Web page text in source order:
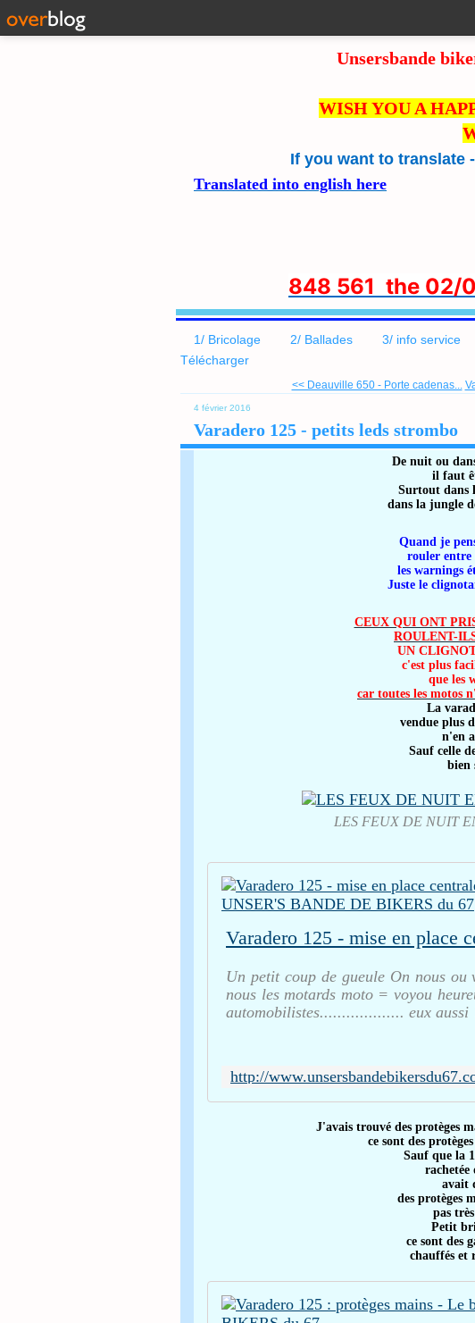
Unsersbande
WISH YOU A
If you want to translate
Translated into english here
848 561 the 02/
1/ Bricolage 2/ Ballades 3/ info service
Télécharger
<< Deauville 650 - Porte cadenas...
4 février 2016
Varadero 125 - petits leds strombo
De nuit ou
il faut
Surtout dans
dans la jungle
Quand je
rouler entre
les warnings
Juste le
CEUX QUI ONT
ROULENT-
UN
c'est plus
que les
car toutes les motos
La
vendue plus
n'en
Sauf celle
bien
LES FEUX DE NUIT
Un petit coup de gueule On nous ou
nous les motards moto = voyou
automobilistes................... eux aussi
J'avais trouvé des protèges
ce sont des
Sauf que la
rachetée
avait
des protèges
pas
Petit
ce sont des
chauffés et